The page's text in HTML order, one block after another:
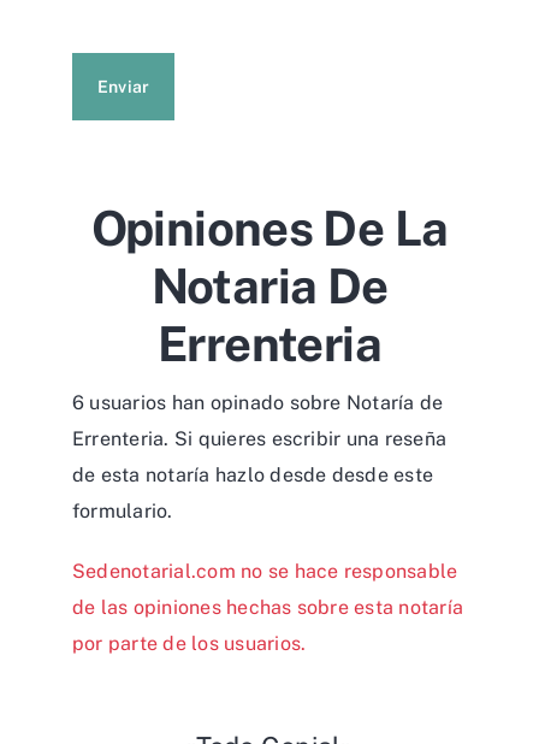
Enviar
Opiniones De La
Notaria De
Errenteria
6 usuarios han opinado sobre Notaría de
Errenteria. Si quieres escribir una reseña
de esta notaría hazlo desde desdeeste
formulario.
Sedenotarial.com no se hace responsable
de las opiniones hechas sobre esta notaría
por parte de los usuarios.